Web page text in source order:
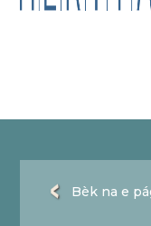
Bèk na e